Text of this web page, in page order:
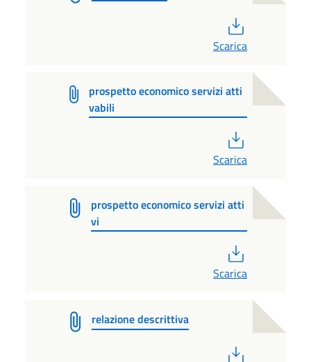
Scarica
prospetto economico servizi atti
vabili
Scarica
prospetto economico servizi atti
vi
Scarica
relazione descrittiva